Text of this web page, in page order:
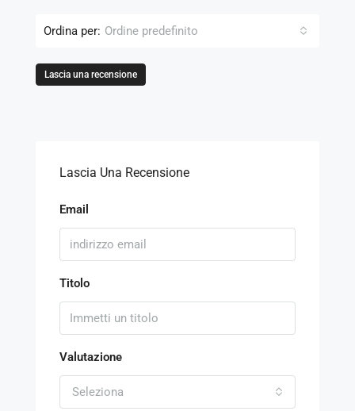
Ordina per: Ordine predefinito
Lascia una recensione
Lascia Una Recensione
Email
Titolo
Valutazione
Seleziona